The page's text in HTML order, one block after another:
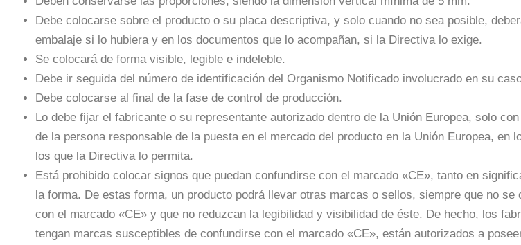
Debe colocarse sobre el producto o su placa descriptiva, y solo cuando no sea posible,
embalaje si lo hubiera y en los documentos que lo acompañan, si la Directiva lo exige.
Se colocará de forma visible, legible e indeleble.
Debe ir seguida del número de identificación del Organismo Notificado involucrado en su
Debe colocarse al final de la fase de control de producción.
Lo debe fijar el fabricante o su representante autorizado dentro de la Unión Europea, solo
de la persona responsable de la puesta en el mercado del producto en la Unión Europea, en
los que la Directiva lo permita.
Está prohibido colocar signos que puedan confundirse con el marcado «CE», tanto en
la forma. De estas forma, un producto podrá llevar otras marcas o sellos, siempre que no se
con el marcado «CE» y que no reduzcan la legibilidad y visibilidad de éste. De hecho, los
tengan marcas susceptibles de confundirse con el marcado «CE», están autorizados a